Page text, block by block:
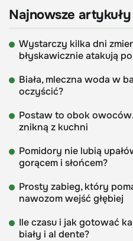
Najnowsze artykuły
Wystarczy kilka dni
błyskawicznie atakują
Biała, mleczna woda w
oczyścić?
Postaw to obok
znikną z kuchni
Pomidory nie lubią
gorącem i słońcem?
Prosty zabieg, który
nawozom wejść głębiej
Ile czasu i jak gotować
biały i al dente?